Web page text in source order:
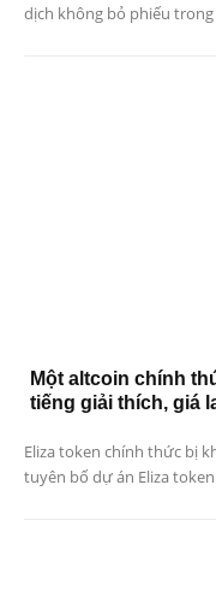
dịch không bỏ phiếu
Một altcoin chính
tiếng giải thích, giá
Eliza token chính thức bị
tuyên bố dự án Eliza